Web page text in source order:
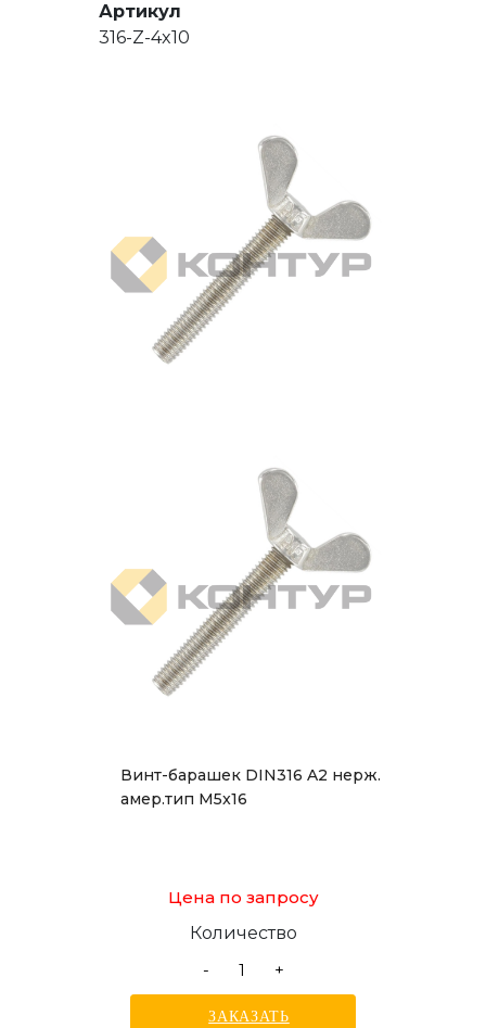
Артикул
316-Z-4x10
Винт-барашек DIN316 A2 нерж.
амер.тип М5x16
Цена по запросу
Количество
-
+
ЗАКАЗАТЬ